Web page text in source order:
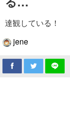
達観している！
jene